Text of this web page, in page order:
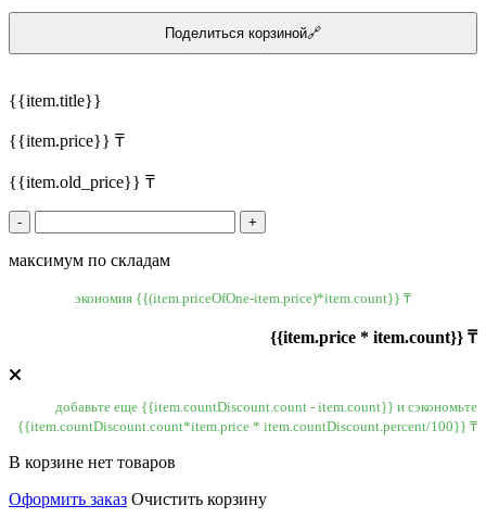
Поделиться корзиной🔗
{{item.title}}
{{item.price}} ₸
{{item.old_price}} ₸
- +
максимум по складам
экономия {{(item.priceOfOne-item.price)*item.count}} ₸
{{item.price * item.count}} ₸
добавьте еще {{item.countDiscount.count - item.count}} и сэкономьте
{{item.countDiscount.count*item.price * item.countDiscount.percent/100}} ₸
В корзине нет товаров
Оформить заказ Очистить корзину